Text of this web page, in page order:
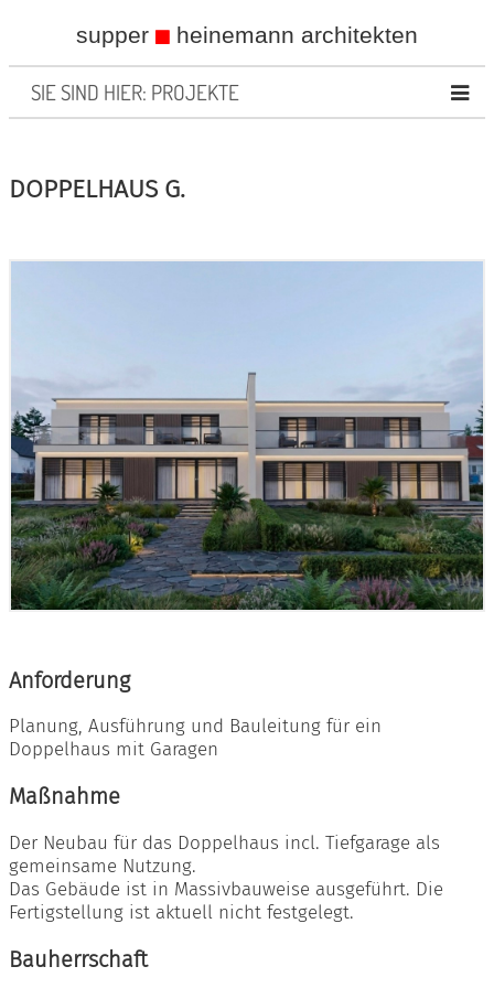
supper heinemann architekten
SIE SIND HIER: PROJEKTE
DOPPELHAUS G.
Anforderung
Planung, Ausführung und Bauleitung für ein
Doppelhaus mit Garagen
Maßnahme
Der Neubau für das Doppelhaus incl. Tiefgarage als
gemeinsame Nutzung.
Das Gebäude ist in Massivbauweise ausgeführt. Die
Fertigstellung ist aktuell nicht festgelegt.
Bauherrschaft